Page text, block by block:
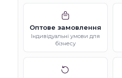
Оптове замовлення
Індивідуальні умови для
бізнесу